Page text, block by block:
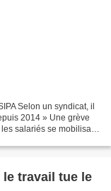
Selon un syndicat, il
2014 » Une grève
salariés se mobilisant
le travail tue le